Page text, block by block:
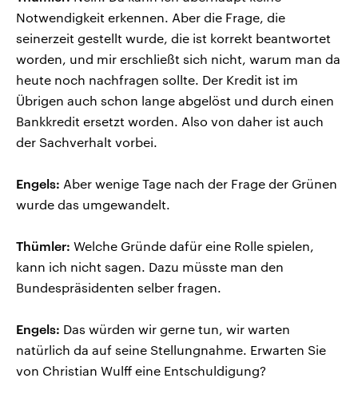
Notwendigkeit erkennen. Aber die Frage, die
seinerzeit gestellt wurde, die ist korrekt beantwortet
worden, und mir erschließt sich nicht, warum man da
heute noch nachfragen sollte. Der Kredit ist im
Übrigen auch schon lange abgelöst und durch einen
Bankkredit ersetzt worden. Also von daher ist auch
der Sachverhalt vorbei.
Engels: Aber wenige Tage nach der Frage der Grünen
wurde das umgewandelt.
Thümler: Welche Gründe dafür eine Rolle spielen,
kann ich nicht sagen. Dazu müsste man den
Bundespräsidenten selber fragen.
Engels: Das würden wir gerne tun, wir warten
natürlich da auf seine Stellungnahme. Erwarten Sie
von Christian Wulff eine Entschuldigung?